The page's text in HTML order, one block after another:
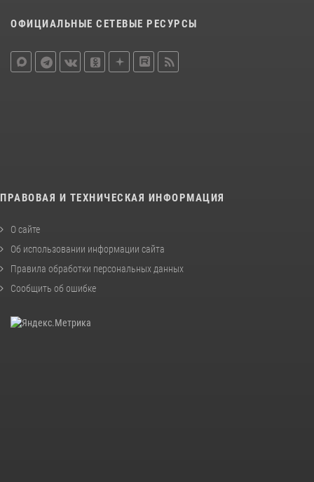
ОФИЦИАЛЬНЫЕ СЕТЕВЫЕ РЕСУРСЫ
ПРАВОВАЯ И ТЕХНИЧЕСКАЯ ИНФОРМАЦИЯ
О сайте
Об использовании информации сайта
Правила обработки персональных данных
Сообщить об ошибке